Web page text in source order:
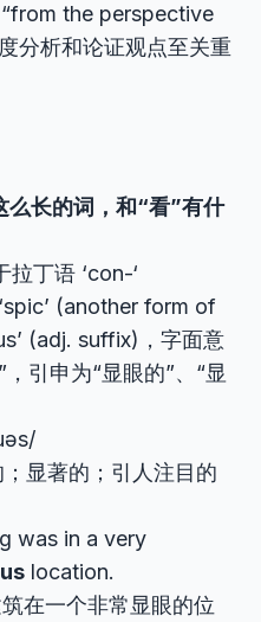
the perspective
分析和论证观点至关重
长的词，和“看”有什
拉丁语 ‘con-‘
(another form of
(adj. suffix)，字面意
引申为“显眼的”、“显
；显著的；引人注目的
was in a very
location.
在一个非常显眼的位